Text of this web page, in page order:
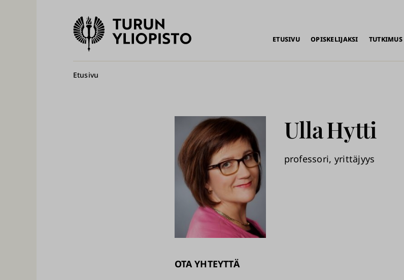
Turun
yliopisto
ETUSIVU OPISKELIJAKSI TUTKIMUS
Murupolku
Etusivu
UllaHytti
professori, yrittäjyys
OTA YHTEYTTÄ